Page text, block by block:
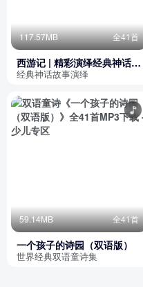
117.57MB 全41首
西游记 | 精彩演绎经典神话故
事
经典神话故事演绎
59.14MB 全41首
一个孩子的诗园（双语版）
世界经典双语童诗集